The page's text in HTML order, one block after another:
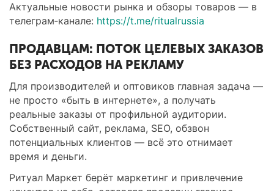
Актуальные новости рынка и обзоры товаров — в
телеграм‑канале: https://t.me/ritualrussia
ПРОДАВЦАМ: ПОТОК ЦЕЛЕВЫХ ЗАКАЗОВ
БЕЗ РАСХОДОВ НА РЕКЛАМУ
Для производителей и оптовиков главная задача —
не просто «быть в интернете», а получать
реальные заказы от профильной аудитории.
Собственный сайт, реклама, SEO, обзвон
потенциальных клиентов — всё это отнимает
время и деньги.
Ритуал Маркет берёт маркетинг и привлечение